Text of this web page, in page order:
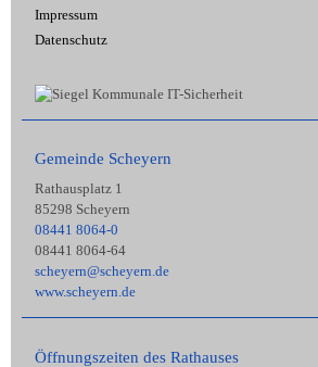
Impressum
Datenschutz
Gemeinde Scheyern
Rathausplatz 1
85298 Scheyern
08441 8064-0
08441 8064-64
scheyern@scheyern.de
www.scheyern.de
Öffnungszeiten des Rathauses